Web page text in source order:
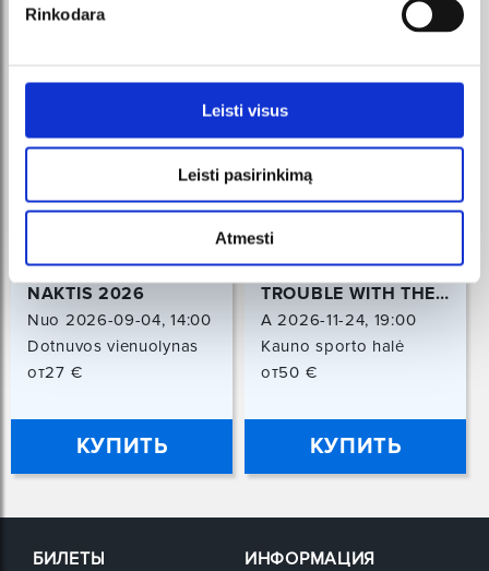
Rinkodara
Leisti visus
Leisti pasirinkimą
Atmesti
FESTIVALIS GOTŲ
NAKTIS 2026
Nuo 2026-09-04, 14:00
час.
Iki 2026-09-06, 15:00
Dotnuvos vienuolynas
Dotnuva, Kėdainių r.
от27 €
КУПИТЬ
MACY GRAY | THE
TROUBLE WITH THE
TRUTH TOUR
A 2026-11-24, 19:00
Kauno sporto halė
Kaunas
от50 €
КУПИТЬ
БИЛЕТЫ ИНФОРМАЦИЯ